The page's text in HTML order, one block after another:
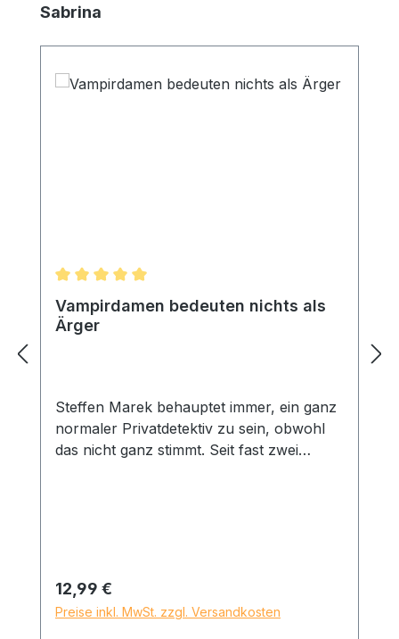
Produktgalerie überspringen
Sabrina
Durchschnittliche Bewertung von 5 von 5 Sternen
Vampirdamen bedeuten nichts als
Ärger
Steffen Marek behauptet immer, ein ganz
normaler Privatdetektiv zu sein, obwohl
das nicht ganz stimmt. Seit fast zwei
einiger Zeit sein Interesse. Leeley ist nicht
konventionell, denn sie besitzt einen
Stripclub, was Steffen nicht stört. So
Regulärer Preis:
12,99 €
Preise inkl. MwSt. zzgl. Versandkosten